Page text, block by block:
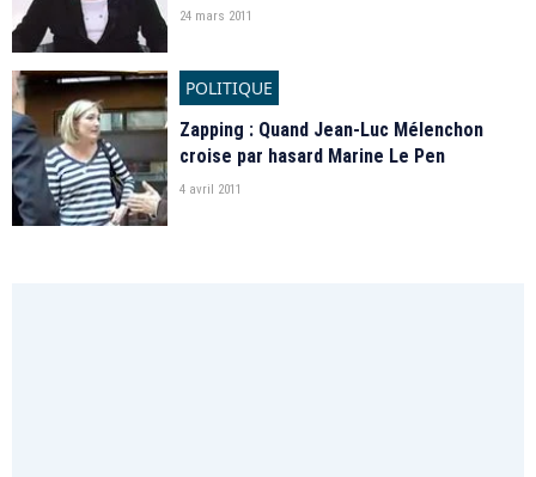
24 mars 2011
POLITIQUE
Zapping : Quand Jean-Luc Mélenchon
croise par hasard Marine Le Pen
4 avril 2011